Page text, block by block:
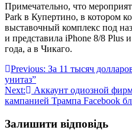
Примечательно, что
Park в Купертино, в котором
выставочный комплекс под
и представила iPhone 8/8 Plus
года, а в Чикаго.
Навігація
записів
Previous: За 11 тысяч
унитаз”
Next:
Аккаунт одиозной
кампанией Трампа Facebook
Залишити відповідь